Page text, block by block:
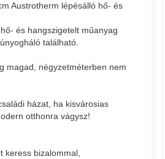
Austrotherm lépésálló hő- és
és hangszigetelt műanyag
található.
magad, négyzetméterben nem
házat, ha kisvárosias
otthonra vágysz!
keress bizalommal,